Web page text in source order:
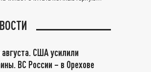
августа. США усилили
ВС России – в Орехове